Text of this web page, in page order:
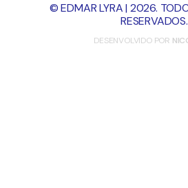
© EDMAR LYRA | 2026.
RESERVADOS.
DESENVOLVIDO POR